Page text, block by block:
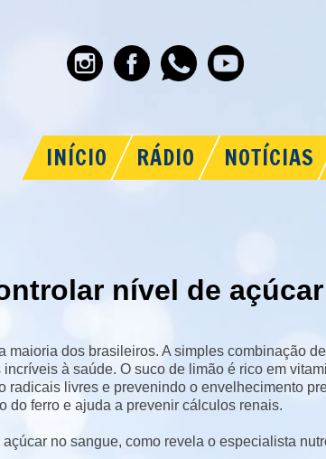
INÍCIO RÁDIO NOTÍCIAS
nível de
maioria dos brasileiros. A simples combinação
à saúde. O suco de limão é rico em
radicais livres e prevenindo o envelhecimento
do ferro e ajuda a prevenir cálculos renais.
no sangue, como revela o especialista